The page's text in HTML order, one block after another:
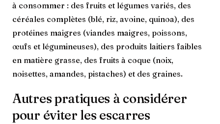
à consommer : des fruits et légumes variés, des
céréales complètes (blé, riz, avoine, quinoa), des
protéines maigres (viandes maigres, poissons,
œufs et légumineuses), des produits laitiers faibles
en matière grasse, des fruits à coque (noix,
noisettes, amandes, pistaches) et des graines.
Autres pratiques à considérer
pour éviter les escarres